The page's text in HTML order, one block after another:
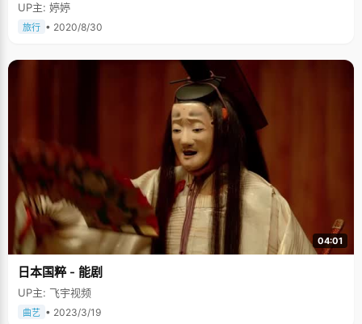
中考的时候，林佳瑞以优异的成绩考入了乌鲁木齐高级中学。作为一个从地
方考上来的孩子，林佳瑞的压力特别大，本来就内向的性格更加不敢说话
卡，鼓励林佳瑞好好努力。 这张贺卡，林佳瑞一直很好的保存着，他说，"如
今能取得这么好的成绩，得感谢老师们的教导"。直到现在，林佳瑞依然保持
着跟以往老师的联系，有时间就会给老师们打电话。 如今在清华已经三年时
间了，林佳瑞一直都非常努力，虽然来自乌鲁木齐，基础跟内陆的学校相比
较为薄弱，但是通过努力，林佳瑞的成绩一直排名年级前十，每年都有奖学
金，学费和生活费都不成问题了。林佳瑞的手机和笔记本都是用奖学金买
他目前的打算是争取上研究生，然后再工作或者出国深造。现在哥哥工作
了，自己也能独立了，家庭负担轻了，林佳瑞希望能在学习上走得更远些。
UP主: 婷婷
旅行 • 2020/8/30
04:01
日本国粹 - 能剧
UP主: 飞宇视频
曲艺 • 2023/3/19